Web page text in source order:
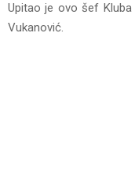
Upitao je ovo šef
Vukanović.